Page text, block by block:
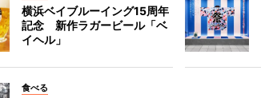
横浜ベイブルーイング15周年
記念 新作ラガービール「ベ
イヘル」
食べる